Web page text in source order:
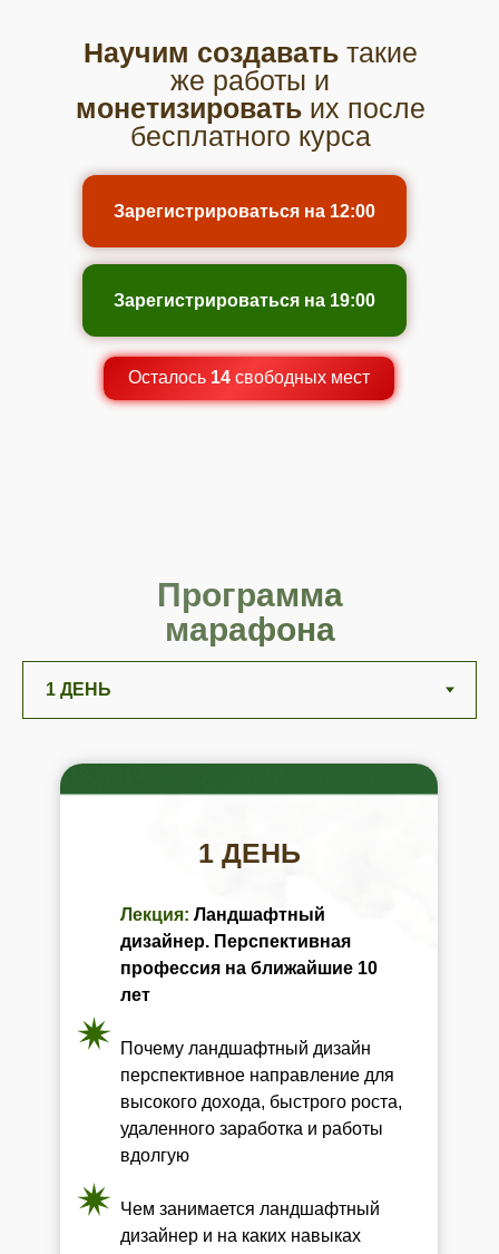
Научим создаватьтакие
же работы и
монетизироватьих после
бесплатного курса
Зарегистрироваться на 12:00
Зарегистрироваться на 19:00
Осталось 14 свободных мест
Программа
марафона
Лекция: Ландшафтный
дизайнер. Перспективная
профессия на ближайшие 10
лет
Почему ландшафтный дизайн
перспективное направление для
высокого дохода, быстрого роста,
удаленного заработка и работы
вдолгую
Чем занимается ландшафтный
дизайнер и на каких навыках
1 ДЕНЬ